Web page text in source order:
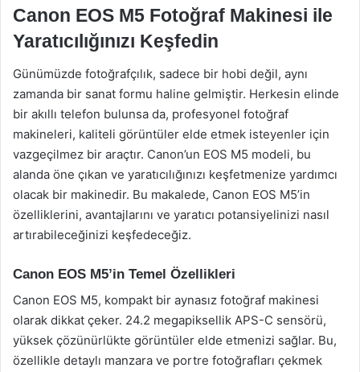
Canon EOS M5 Fotoğraf Makinesi ile
Yaratıcılığınızı Keşfedin
Günümüzde fotoğrafçılık, sadece bir hobi değil, aynı
zamanda bir sanat formu haline gelmiştir. Herkesin elinde
bir akıllı telefon bulunsa da, profesyonel fotoğraf
makineleri, kaliteli görüntüler elde etmek isteyenler için
vazgeçilmez bir araçtır. Canon’un EOS M5 modeli, bu
alanda öne çıkan ve yaratıcılığınızı keşfetmenize yardımcı
olacak bir makinedir. Bu makalede, Canon EOS M5’in
özelliklerini, avantajlarını ve yaratıcı potansiyelinizi nasıl
artırabileceğinizi keşfedeceğiz.
Canon EOS M5’in Temel Özellikleri
Canon EOS M5, kompakt bir aynasız fotoğraf makinesi
olarak dikkat çeker. 24.2 megapiksellik APS-C sensörü,
yüksek çözünürlükte görüntüler elde etmenizi sağlar. Bu,
özellikle detaylı manzara ve portre fotoğrafları çekmek